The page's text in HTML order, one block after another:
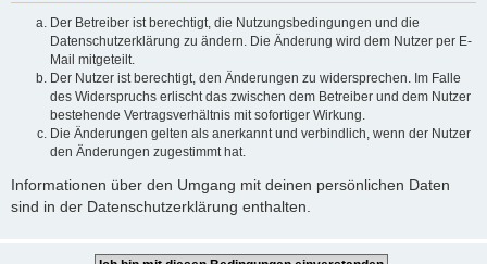
Der Betreiber ist berechtigt, die Nutzungsbedingungen und die
Datenschutzerklärung zu ändern. Die Änderung wird dem Nutzer per E-
Mail mitgeteilt.
Der Nutzer ist berechtigt, den Änderungen zu widersprechen. Im Falle
des Widerspruchs erlischt das zwischen dem Betreiber und dem Nutzer
bestehende Vertragsverhältnis mit sofortiger Wirkung.
Die Änderungen gelten als anerkannt und verbindlich, wenn der Nutzer
den Änderungen zugestimmt hat.
Informationen über den Umgang mit deinen persönlichen Daten
sind in der Datenschutzerklärung enthalten.